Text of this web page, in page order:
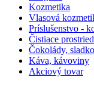
Kozmetika
Vlasová
Príslušenstvo -
Čistiace
Čokolády,
Káva, kávoviny
Akciový tovar